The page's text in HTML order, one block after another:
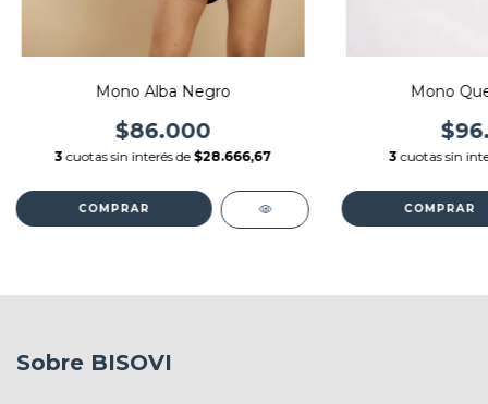
Mono Alba Negro
$86.000
3 cuotas sin interés de $28.666,67
COMPRAR
Mono
3 cuotas sin
COMPRAR
Sobre BISOVI